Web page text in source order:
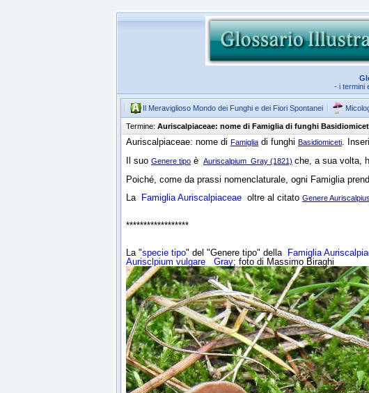
- i termini
Il Meraviglioso Mondo dei Funghi e dei Fiori Spontanei
Termine: Auriscalpiaceae: nome di Famiglia di funghi
Auriscalpiaceae: nome di Famiglia di funghi Basidiomiceti.
Il suo Genere tipo è Auriscalpium Gray (1821) che, a sua volta,
Poiché, come da prassi nomenclaturale, ogni Famiglia
La Famiglia Auriscalpiaceae oltre al citato Genere Auriscalpius
******************
La "specie tipo" del "Genere tipo" della Famiglia
Aurisclpium vulgare Gray; foto di Massimo Biraghi